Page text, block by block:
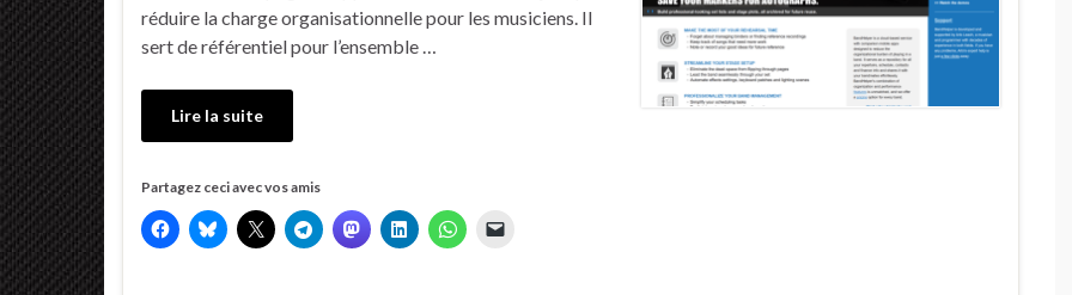
réduire la charge organisationnelle pour les musiciens. Il
sert de référentiel pour l’ensemble …
Lire la suite
Partagez ceci avec vos amis